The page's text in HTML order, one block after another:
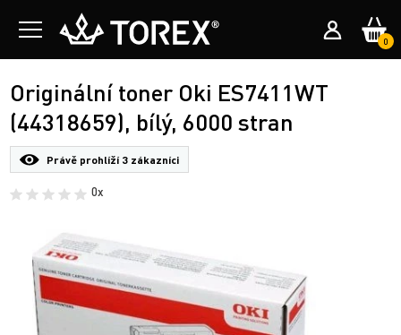
0
Originální toner Oki ES7411WT
(44318659), bílý, 6000 stran
Právě prohlíží 3 zákazníci
0x